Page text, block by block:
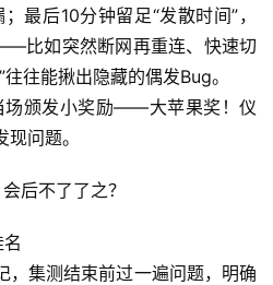
最后10分钟留足“发散时间”，
比如突然断网再重连、快速切
往能揪出隐藏的偶发Bug。
场颁发小奖励——大苹果奖！仪
问题。
后不了了之？
，集测结束前过一遍问题，明确